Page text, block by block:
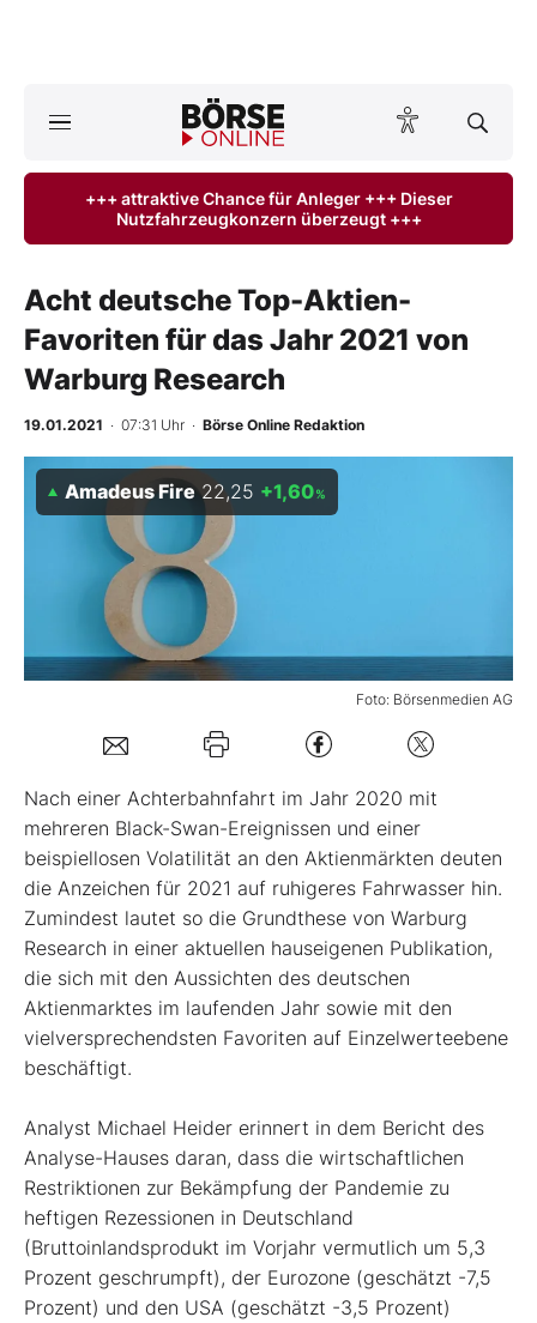
ktuelle Ausgabe BÖRSE ONLINE lesen
Finanz-Check
Abo & Shop
BO-Musterdepots
Experten
Mein B:O
Mein Konto
Folgen Sie uns
Kontakt
+++ attraktive Chance für Anleger +++ Dieser
Nutzfahrzeugkonzern überzeugt +++
Acht deutsche Top-Aktien-
Favoriten für das Jahr 2021 von
Warburg Research
19.01.2021 · 07:31 Uhr · Börse Online Redaktion
Foto: Börsenmedien AG
Amadeus Fire 22,25 +1,60%
Nach einer Achterbahnfahrt im Jahr 2020 mit
mehreren Black-Swan-Ereignissen und einer
beispiellosen Volatilität an den Aktienmärkten deuten
die Anzeichen für 2021 auf ruhigeres Fahrwasser hin.
Zumindest lautet so die Grundthese von Warburg
Research in einer aktuellen hauseigenen Publikation,
die sich mit den Aussichten des deutschen
Aktienmarktes im laufenden Jahr sowie mit den
vielversprechendsten Favoriten auf Einzelwerteebene
beschäftigt.
Analyst Michael Heider erinnert in dem Bericht des
Analyse-Hauses daran, dass die wirtschaftlichen
Restriktionen zur Bekämpfung der Pandemie zu
heftigen Rezessionen in Deutschland
(Bruttoinlandsprodukt im Vorjahr vermutlich um 5,3
Prozent geschrumpft), der Eurozone (geschätzt -7,5
Prozent) und den USA (geschätzt -3,5 Prozent)